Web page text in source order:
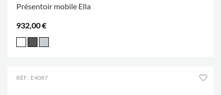
Présentoir mobile Ella
932,00 €
RÉF.: E4087